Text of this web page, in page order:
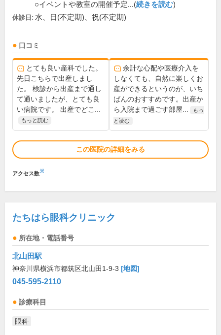
○イベントや教室の開催予定...(続きを読む)
休診日: 水、日(不定期)、祝(不定期)
口コミ
とても良い産科でした。
先日こちらで出産しまし
た。 検診から出産まで通し
て通いましたが、とても良
い病院です。 出産でどこ...
もっと読む
余計な心配や医療介入を
しなくても、自然に楽しくお
産ができるというのが、いち
ばんのおすすめです。出産か
ら入院まで過ごす部屋...
もっ
と読む
この医院の詳細をみる
アクセス数※
たちはら眼科クリニック
所在地・電話番号
北山田駅
神奈川県横浜市都筑区北山田1-9-3 [地図]
045-595-2110
診療科目
眼科